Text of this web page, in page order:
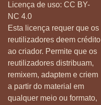
Licença de uso: CC BY-
NC 4.0
Esta licença requer que os
reutilizadores deem crédito
ao criador. Permite que os
reutilizadores distribuam,
remixem, adaptem e criem
a partir do material em
qualquer meio ou formato,